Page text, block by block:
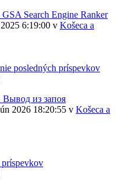
Search Engine Ranker
6:19:00 v Košeca a
из запоя
2026 18:20:55 v Košeca a